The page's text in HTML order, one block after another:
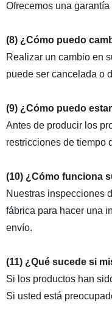
Ofrecemos una
(8) ¿Cómo puedo
Realizar un cambio en
puede ser cancelada o
(9) ¿Cómo puedo
Antes de producir los
restricciones de tiempo
(10) ¿Cómo funciona
Nuestras inspecciones
fábrica para hacer una
envío.
(11) ¿Qué sucede si
Si los productos han
Si usted está